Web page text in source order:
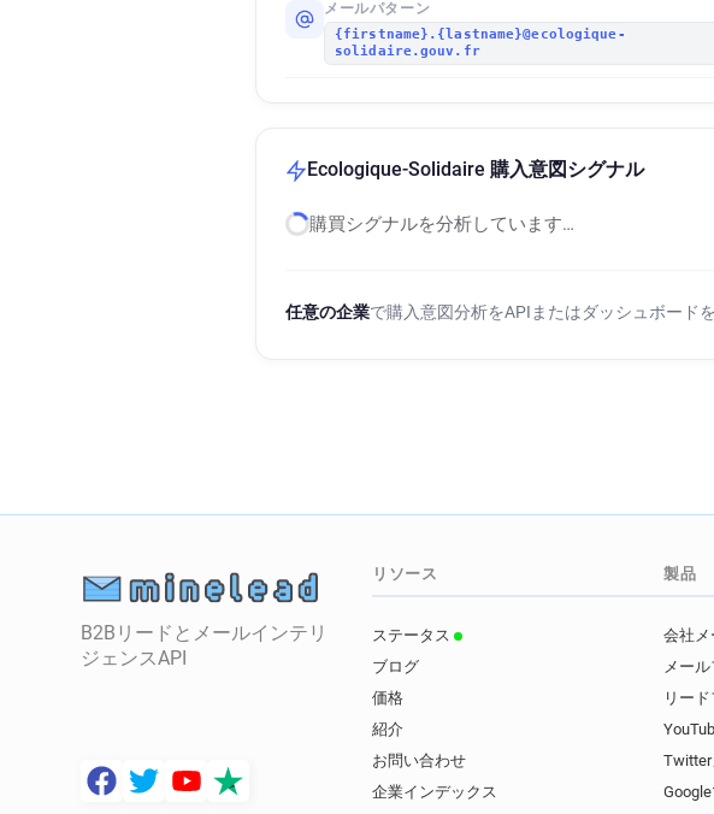
メールパターン
{firstname}.{lastname}@ecologique-
solidaire.gouv.fr
Ecologique-Solidaire 購入意図シグナル
購買シグナルを分析しています…
任意の企業で購入意図分析をAPIまたはダッシュボード
B2Bリードとメールインテリ
ジェンスAPI
リソース
ステータス
ブログ
価格
紹介
お問い合わせ
企業インデックス
製品
会社メ
メー
リー
Twitter